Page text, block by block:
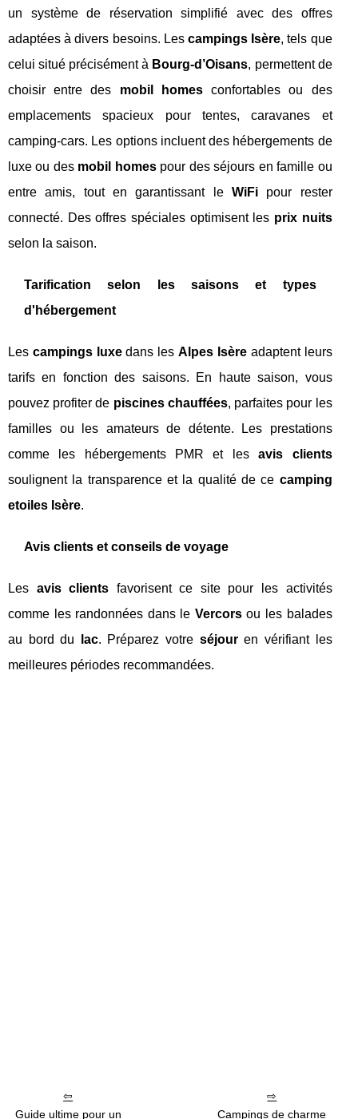
un système de réservation simplifié avec des offres
adaptées à divers besoins. Les campings Isère, tels que
celui situé précisément à Bourg-d’Oisans, permettent de
choisir entre des mobil homesconfortables ou des
emplacements spacieux pour tentes, caravanes et
camping-cars. Les options incluent des hébergements de
luxe ou des mobil homespour des séjours en famille ou
entre amis, tout en garantissant le WiFipour rester
connecté. Des offres spéciales optimisent les prix nuits
selon la saison.
Tarification selon les saisons et types
d'hébergement
Les campings luxedans lesAlpes Isèreadaptent leurs
tarifs en fonction des saisons. En haute saison, vous
pouvez profiter de piscines chauffées, parfaites pour les
familles ou les amateurs de détente. Les prestations
comme les hébergements PMR et lesavis clients
soulignent la transparence et la qualité de ce camping
etoiles Isère.
Avis clients et conseils de voyage
Les avis clients favorisent ce site pour les activités
comme les randonnées dans le Vercorsou les balades
au bord du
lac. Préparez votre séjouren vérifiant les
meilleures périodes recommandées.
Guide ultime pour un Campings de charme